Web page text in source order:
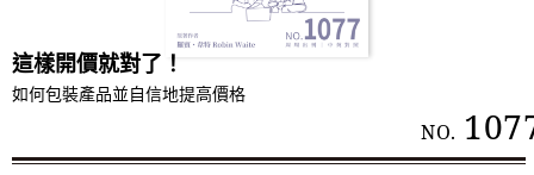
這樣開價就對了！
如何包裝產品並自信地提高價格
NO.